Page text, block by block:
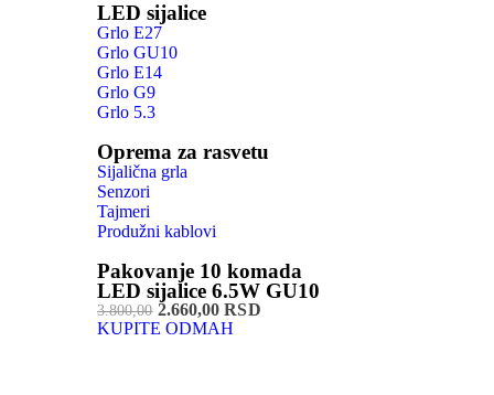
LED sijalice
Grlo E27
Grlo GU10
Grlo E14
Grlo G9
Grlo 5.3
Oprema za rasvetu
Sijalična grla
Senzori
Tajmeri
Produžni kablovi
Pakovanje 10 komada
LED sijalice 6.5W GU10
3.800,002.660,00 RSD
KUPITE ODMAH